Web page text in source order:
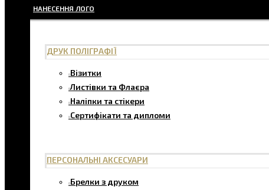
НАНЕСЕННЯ ЛОГО
ДРУК ПОЛІГРАФІЇ
Візитки
Листівки та Флаєра
Наліпки та стікери
Сертифікати та дипломи
ПЕРСОНАЛЬНІ АКСЕСУАРИ
Брелки з друком